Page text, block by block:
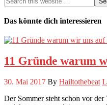
Das könnte dich interessieren
11 Gründe warum
30. Mai 2017 By Hailtothebeat
Der Sommer steht schon vor